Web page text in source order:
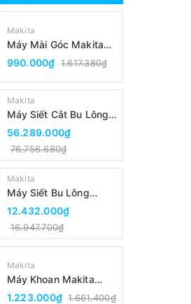
Makita
Máy Mài Góc Makita
9553B(100MM/Công
Tắc Đuôi)
990.000₫ 1.617.380₫
Makita
Máy Siết Cắt Bu Lông
Makita 6924N
56.289.000₫
76.756.680₫
Makita
Máy Siết Bu Lông
Makita 6906
12.432.000₫
16.947.700₫
Makita
Máy Khoan Makita
DP2010(6.5MM)
1.223.000₫ 1.661.400₫